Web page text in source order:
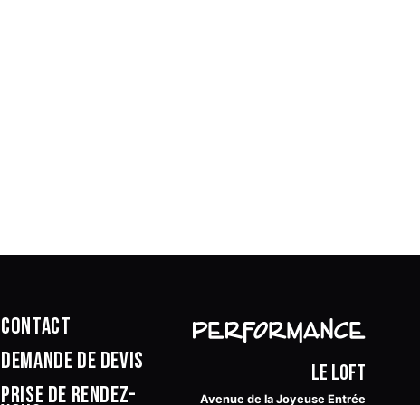
Contact
Demande de devis
Prise de rendez-
Le Loft
Avenue de la Joyeuse Entrée